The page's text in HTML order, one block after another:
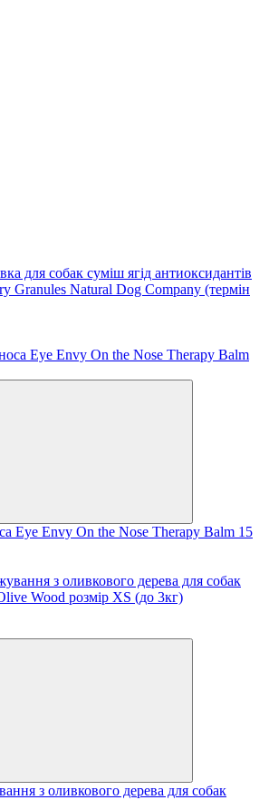
для собак суміш ягід антиоксидантів
Granules Natural Dog Company (термін
Eye Envy On the Nose Therapy Balm 15
з оливкового дерева для собак